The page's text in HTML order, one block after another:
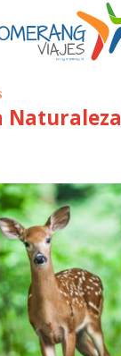
Naturaleza